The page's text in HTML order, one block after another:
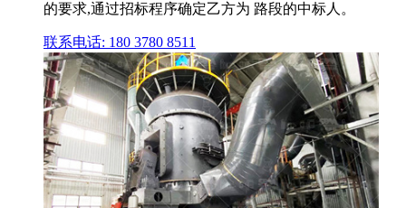
的要求,通过招标程序确定乙方为 路段的中标人。
联系电话: 180 3780 8511